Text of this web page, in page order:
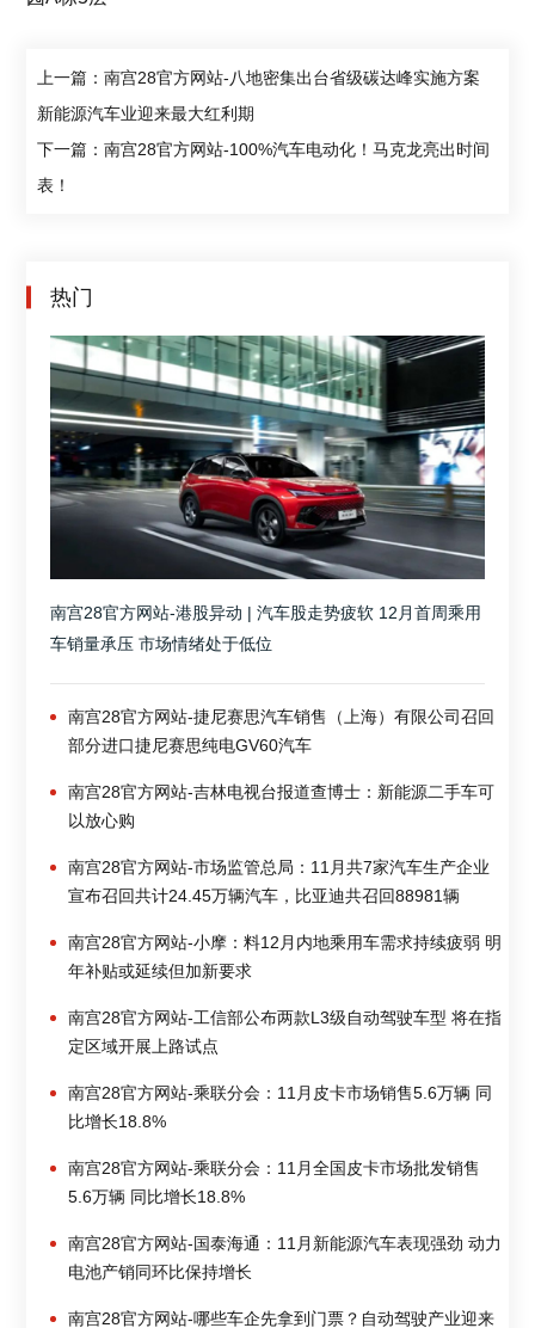
上一篇：南宫28官方网站-八地密集出台省级碳达峰实施方案
新能源汽车业迎来最大红利期
下一篇：南宫28官方网站-100%汽车电动化！马克龙亮出时间
表！
热门
南宫28官方网站-港股异动 | 汽车股走势疲软 12月首周乘用
车销量承压 市场情绪处于低位
南宫28官方网站-捷尼赛思汽车销售（上海）有限公司召回
部分进口捷尼赛思纯电GV60汽车
南宫28官方网站-吉林电视台报道查博士：新能源二手车可
以放心购
南宫28官方网站-市场监管总局：11月共7家汽车生产企业
宣布召回共计24.45万辆汽车，比亚迪共召回88981辆
南宫28官方网站-小摩：料12月内地乘用车需求持续疲弱 明
年补贴或延续但加新要求
南宫28官方网站-工信部公布两款L3级自动驾驶车型 将在指
定区域开展上路试点
南宫28官方网站-乘联分会：11月皮卡市场销售5.6万辆 同
比增长18.8%
南宫28官方网站-乘联分会：11月全国皮卡市场批发销售
5.6万辆 同比增长18.8%
南宫28官方网站-国泰海通：11月新能源汽车表现强劲 动力
电池产销同环比保持增长
南宫28官方网站-哪些车企先拿到门票？自动驾驶产业迎来